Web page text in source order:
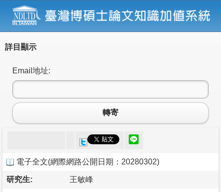
詳目顯示
Email地址:
轉寄
電子全文(網際網路公開日期：20280302)
研究生: 王敏峰